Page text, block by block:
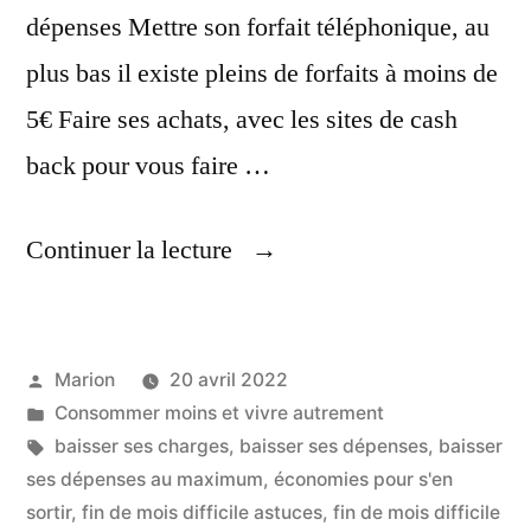
dépenses Mettre son forfait téléphonique, au
plus bas il existe pleins de forfaits à moins de
5€ Faire ses achats, avec les sites de cash
back pour vous faire …
Continuer la lecture
« Baisser
Charges
Au
Maximum »
Publié
par
Marion
20 avril 2022
Publié
dans
Consommer moins et vivre autrement
Étiquettes :
baisser ses charges, baisser ses dépenses, baisser
ses dépenses au maximum, économies pour s'en
sortir, fin de mois difficile astuces, fin de mois difficile